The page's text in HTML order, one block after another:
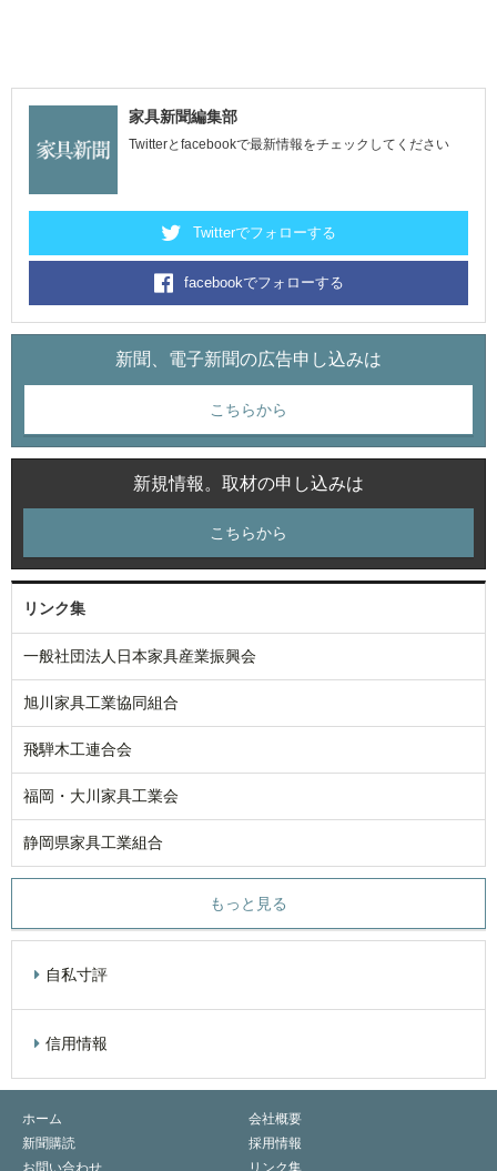
家具新聞編集部
Twitterとfacebookで最新情報をチェックしてください
Twitterでフォローする
facebookでフォローする
新聞、電子新聞の広告申し込みは
こちらから
新規情報。取材の申し込みは
こちらから
リンク集
一般社団法人日本家具産業振興会
旭川家具工業協同組合
飛騨木工連合会
福岡・大川家具工業会
静岡県家具工業組合
もっと見る
自私寸評
信用情報
ホーム
会社概要
新聞購読
採用情報
お問い合わせ
リンク集